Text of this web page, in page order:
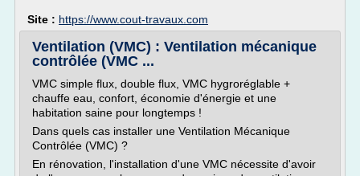
Site : https://www.cout-travaux.com
Ventilation (VMC) : Ventilation mécanique
contrôlée (VMC ...
VMC simple flux, double flux, VMC hygroréglable +
chauffe eau, confort, économie d'énergie et une
habitation saine pour longtemps !
Dans quels cas installer une Ventilation Mécanique
Contrôlée (VMC) ?
En rénovation, l'installation d'une VMC nécessite d'avoir